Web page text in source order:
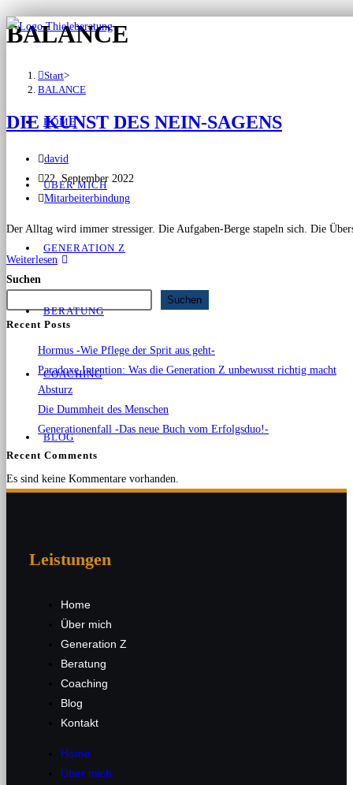
HOME
ÜBER MICH
GENERATION Z
BERATUNG
COACHING
BLOG
SCHLIESSEN
Home
Generation Z
Beratung
BALANCE
Start>
BALANCE
DIE KUNST DES NEIN-SAGENS
david
22. September 2022
Mitarbeiterbindung
Der Alltag wird immer stressiger. Die Aufgaben-Berge stapeln sich. Die
Weiterlesen
Suchen
Suchen
Recent Posts
Hormus -Wie Pflege der Sprit aus geht-
Paradoxe Intention: Was die Generation Z unbewusst richtig macht
Absturz
Die Dummheit des Menschen
Generationenfall -Das neue Buch vom Erfolgsduo!-
Recent Comments
Es sind keine Kommentare vorhanden.
Leistungen
Home
Über mich
Generation Z
Beratung
Coaching
Blog
Kontakt
Home
Über mich